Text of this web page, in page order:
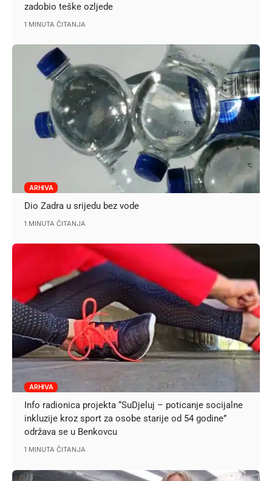
zadobio teške ozljede
1 MINUTA ČITANJA
ARHIVA
Dio Zadra u srijedu bez vode
1 MINUTA ČITANJA
ARHIVA
Info radionica projekta “SuDjeluj – poticanje socijalne
inkluzije kroz sport za osobe starije od 54 godine”
održava se u Benkovcu
1 MINUTA ČITANJA